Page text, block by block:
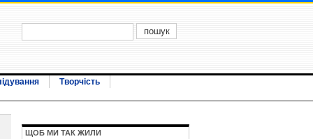
Творчість
ЩОБ МИ ТАК ЖИЛИ